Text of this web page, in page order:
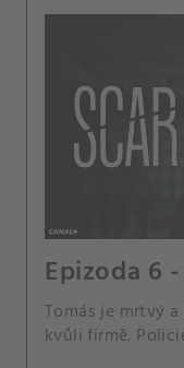
Epizoda 6
Tomás je mrtvý
kvůli firmě.